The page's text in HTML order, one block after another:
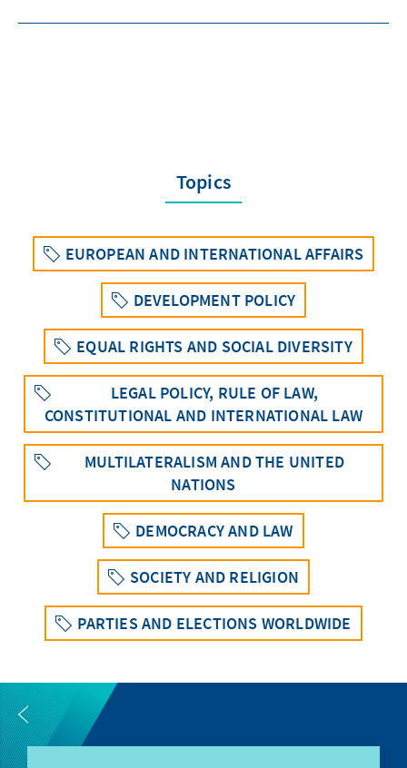
Topics
EUROPEAN AND INTERNATIONAL AFFAIRS
DEVELOPMENT POLICY
EQUAL RIGHTS AND SOCIAL DIVERSITY
LEGAL POLICY, RULE OF LAW,
CONSTITUTIONAL AND INTERNATIONAL LAW
MULTILATERALISM AND THE UNITED
NATIONS
DEMOCRACY AND LAW
SOCIETY AND RELIGION
PARTIES AND ELECTIONS WORLDWIDE